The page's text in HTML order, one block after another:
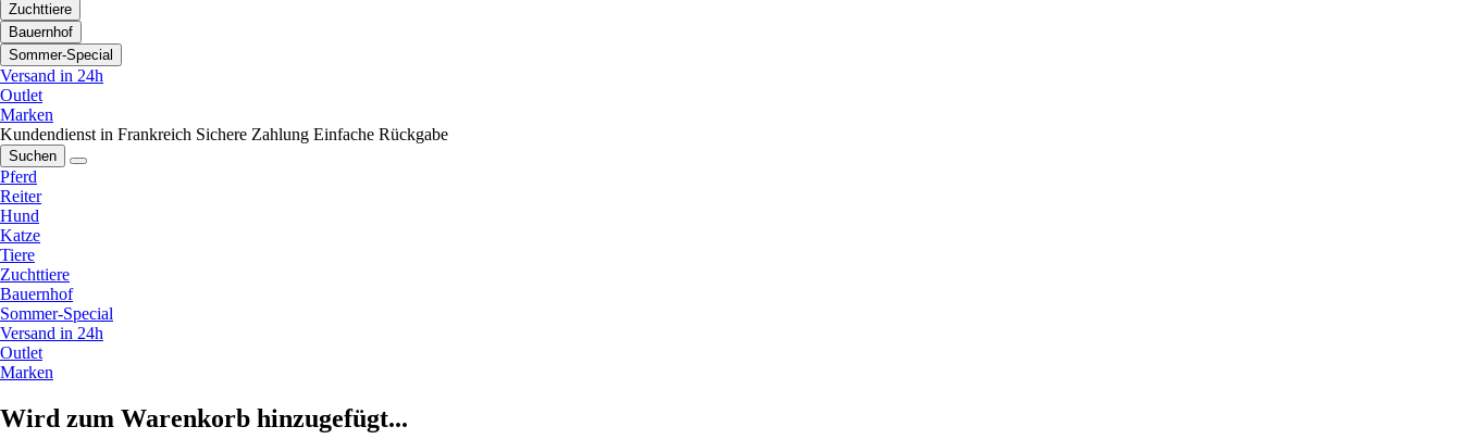
Zuchttiere
Bauernhof
Sommer-Special
Versand in 24h
Outlet
Marken
Kundendienst in Frankreich Sichere Zahlung Einfache Rückgabe
Suchen
Pferd
Reiter
Hund
Katze
Tiere
Zuchttiere
Bauernhof
Sommer-Special
Versand in 24h
Outlet
Marken
Wird zum Warenkorb hinzugefügt...